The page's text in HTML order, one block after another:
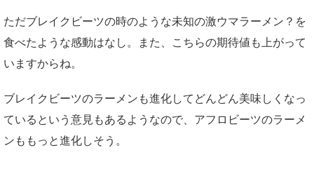
ただブレイクビーツの時のような未知の激ウマラーメン？を
食べたような感動はなし。また、こちらの期待値も上がって
いますからね。
ブレイクビーツのラーメンも進化してどんどん美味しくなっ
ているという意見もあるようなので、アフロビーツのラーメ
ンももっと進化しそう。